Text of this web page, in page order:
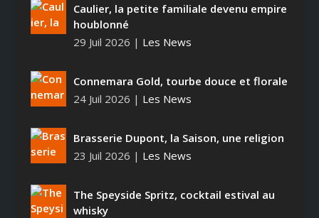
Caulier, la petite familiale devenu empire
houblonné
29 Juil 2026 | Les News
Connemara Gold, tourbe douce et florale
24 Juil 2026 | Les News
Brasserie Dupont, la Saison, une religion
23 Juil 2026 | Les News
The Speyside Spritz, cocktail estival au
whisky